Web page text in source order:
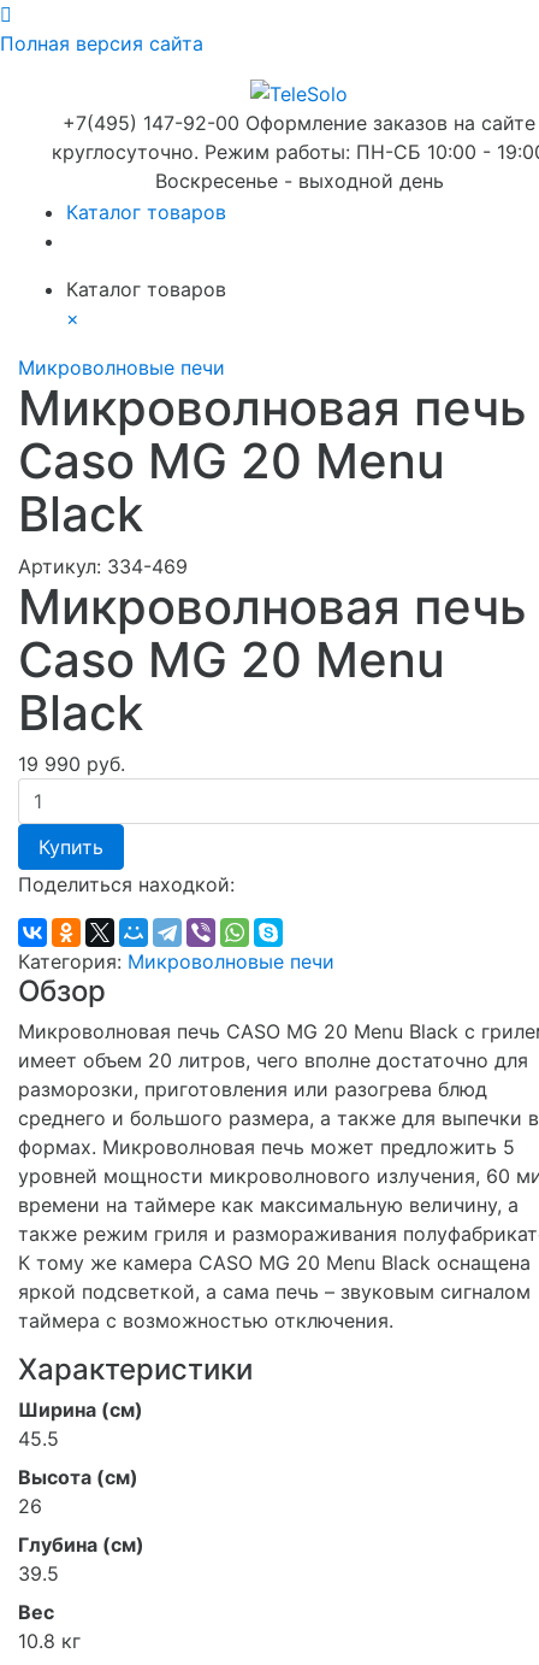
Полная версия сайта
+7(495) 147-92-00 Оформление заказов на сайте
круглосуточно. Режим работы: ПН-СБ 10:00 -
Воскресенье - выходной день
Каталог товаров
Каталог товаров
×
Микроволновые печи
Микроволновая печь
Caso MG 20 Menu
Black
Артикул: 334-469
Микроволновая печь
Caso MG 20 Menu
Black
19 990 руб.
Купить
Поделиться находкой:
Категория: Микроволновые печи
Обзор
Микроволновая печь CASO MG 20 Menu Black с
имеет объем 20 литров, чего вполне достаточно для
разморозки, приготовления или разогрева блюд
среднего и большого размера, а также для выпечки в
формах. Микроволновая печь может предложить 5
уровней мощности микроволнового излучения, 60
времени на таймере как максимальную величину, а
также режим гриля и размораживания
К тому же камера CASO MG 20 Menu Black оснащена
яркой подсветкой, а сама печь – звуковым сигналом
таймера с возможностью отключения.
Характеристики
Ширина (см)
45.5
Высота (см)
26
Глубина (см)
39.5
Вес
10.8 кг